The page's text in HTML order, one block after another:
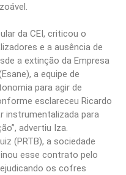
da CEI, criticou o
e a ausência de
a extinção da Empresa
a equipe de
para agir de
esclareceu Ricardo
instrumentalizada para
advertiu Iza.
(PRTB), a sociedade
esse contrato pelo
os cofres